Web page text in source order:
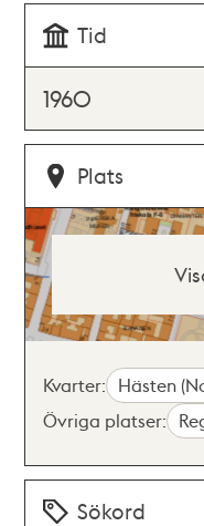
Tid
1960
Plats
Kvarter: Hästen
Övriga platser:
Sökord